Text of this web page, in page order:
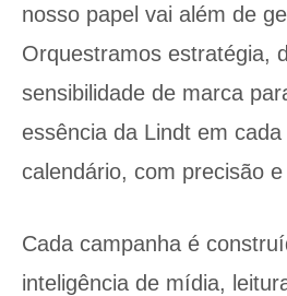
nosso papel vai além de
Orquestramos estratégia,
sensibilidade de marca
essência da Lindt em
calendário, com precisão
Cada campanha é
inteligência de mídia,